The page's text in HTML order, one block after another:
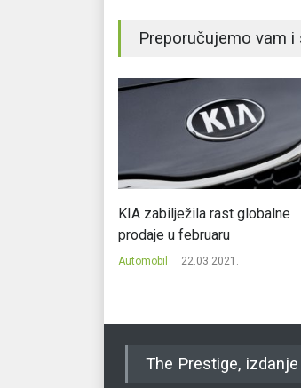
Preporučujemo vam i
KIA zabilježila rast globalne
prodaje u februaru
Automobil 22.03.2021.
The Prestige,